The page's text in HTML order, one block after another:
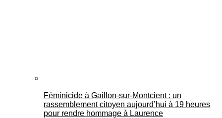
Féminicide à Gaillon‑sur‑Montcient : un
rassemblement citoyen aujourd’hui à 19 heures
pour rendre hommage à Laurence